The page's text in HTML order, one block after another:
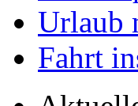
Urlaub
Fahrt